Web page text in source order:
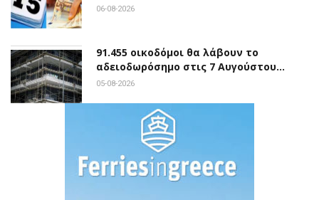
06-08-2026
91.455 οικοδόμοι θα λάβουν το
αδειοδωρόσημο στις 7 Αυγούστου…
05-08-2026